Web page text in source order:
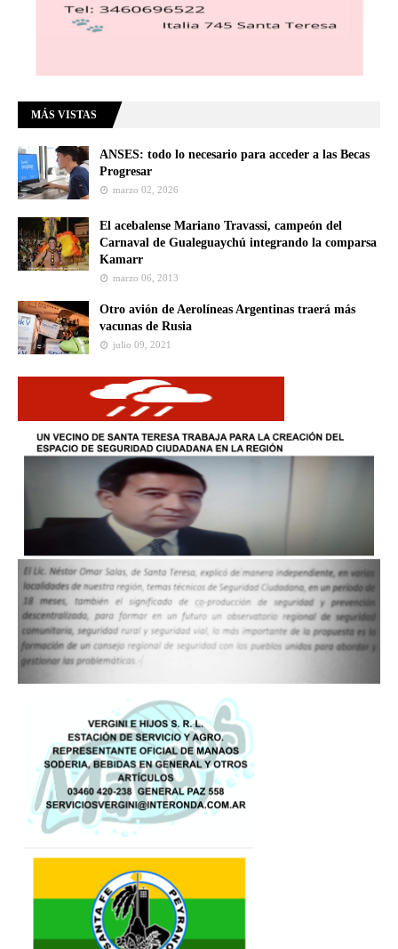
MÁS VISTAS
ANSES: todo lo necesario para acceder a las Becas
Progresar
marzo 02, 2026
El acebalense Mariano Travassi, campeón del
Carnaval de Gualeguaychú integrando la comparsa
Kamarr
marzo 06, 2013
Otro avión de Aerolíneas Argentinas traerá más
vacunas de Rusia
julio 09, 2021